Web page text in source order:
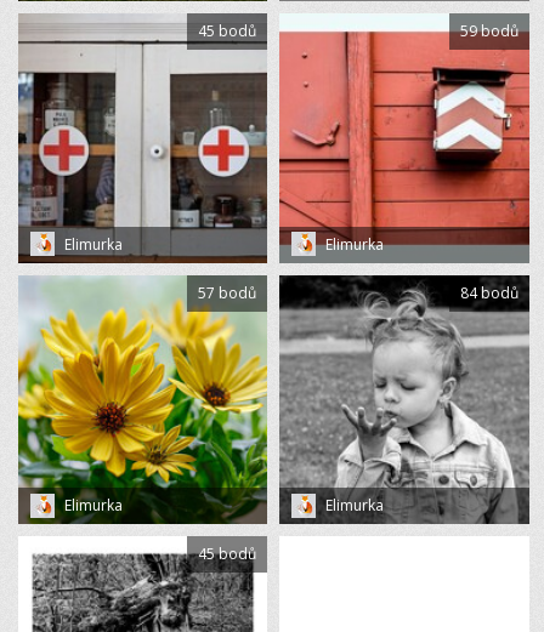
Elimurka
45 bodů
Elimurka
59 bodů
Elimurka
57 bodů
Elimurka
84 bodů
45 bodů